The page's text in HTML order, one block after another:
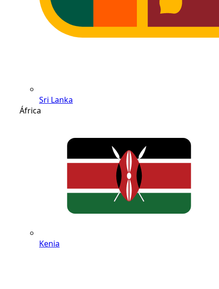
Sri Lanka
África
Kenia